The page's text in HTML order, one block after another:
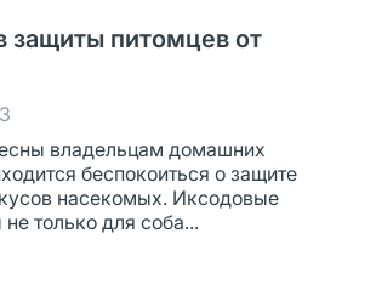
защиты питомцев от
владельцам домашних
беспокоиться о защите
насекомых. Иксодовые
только для соба...